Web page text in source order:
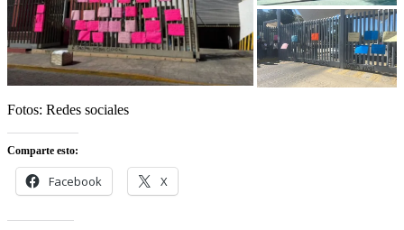
Fotos: Redes sociales
Comparte esto:
Facebook X